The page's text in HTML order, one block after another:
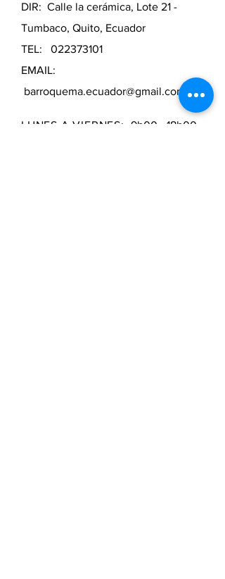
DIR: Calle la cerámica, Lote 21 -
Tumbaco, Quito, Ecuador
TEL: 022373101
EMAIL:
barroquema.ecuador@gmail.com
LUNES A VIERNES:
9h00 - 18h00